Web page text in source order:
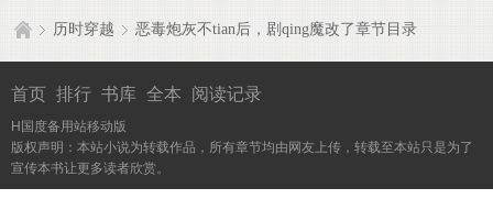
历时穿越 恶毒炮灰不tian后，剧qing魔改了章节目录
首页 排行 书库 全本 阅读记录
H国度备用站移动版
版权声明：本站小说为转载作品，所有章节均由网友上传，转载至本站只是为了
宣传本书让更多读者欣赏。